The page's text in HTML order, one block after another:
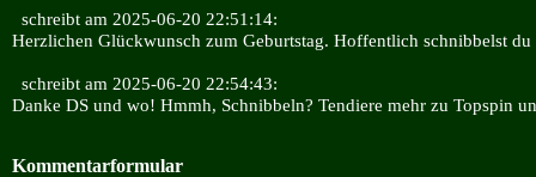
schreibt am 2025-06-20 22:51:14:
Herzlichen Glückwunsch zum Geburtstag. Hoffentlich schnibbelst du
schreibt am 2025-06-20 22:54:43:
Danke DS und wo! Hmmh, Schnibbeln? Tendiere mehr zu Topspin
Kommentarformular